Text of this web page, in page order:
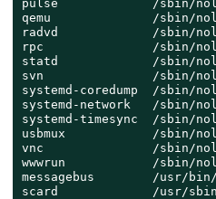
pulse             /sbin/
qemu              /sbin/
radvd             /sbin/
rpc               /sbin/
statd             /sbin/
svn               /sbin/
systemd-coredump  /sbin/
systemd-network   /sbin/
systemd-timesync  /sbin/
usbmux            /sbin/
vnc               /sbin/
wwwrun            /sbin/
messagebus        /usr/
scard             /usr/